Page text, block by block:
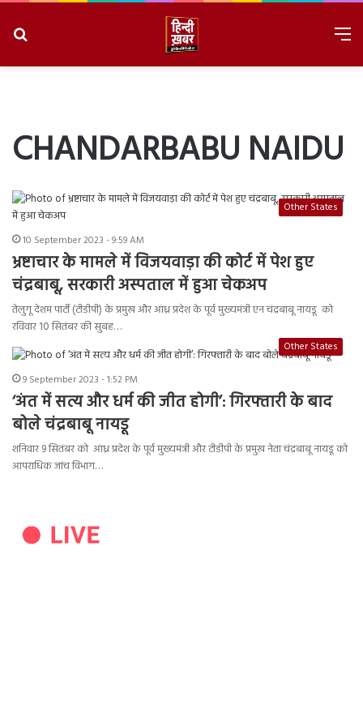
CHANDARBABU NAIDU
Other States
10 September 2023 - 9:59 AM
भ्रष्टाचार के मामले में विजयवाड़ा की कोर्ट में पेश हुए
चंद्रबाबू, सरकारी अस्पताल में हुआ चेकअप
तेलुगू देशम पार्टी (टीडीपी) के प्रमुख और आंध्र प्रदेश के पूर्व मुख्यमंत्री एन चंद्रबाबू नायडू को
रविवार 10 सितंबर की सुबह…
Other States
9 September 2023 - 1:52 PM
‘अंत में सत्य और धर्म की जीत होगी’: गिरफ्तारी के बाद
बोले चंद्रबाबू नायडू
शनिवार 9 सितंबर को आंध्र प्रदेश के पूर्व मुख्यमंत्री और टीडीपी के प्रमुख नेता चंद्रबाबू नायडू को
आपराधिक जांच विभाग…